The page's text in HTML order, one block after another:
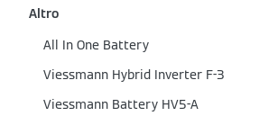
Altro
All In One Battery
Viessmann Hybrid Inverter F-3
Viessmann Battery HV5-A